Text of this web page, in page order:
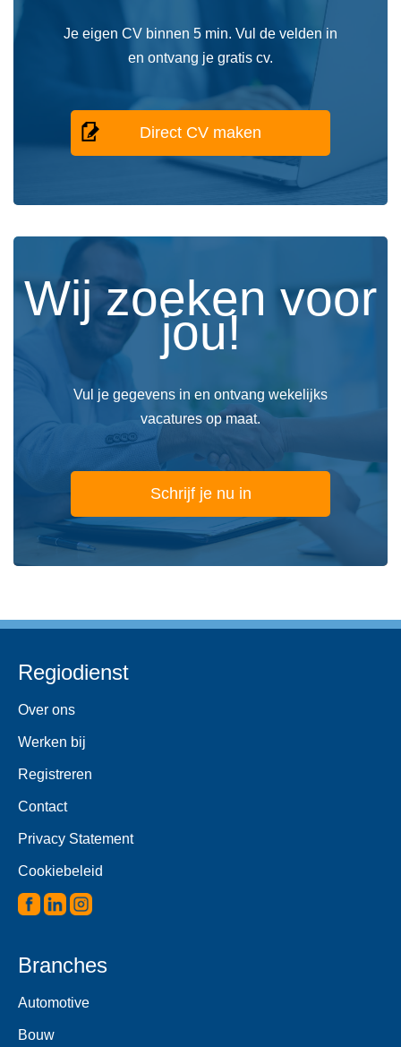
Je eigen CV binnen 5 min. Vul de velden in
en ontvang je gratis cv.
Direct CV maken
Wij zoeken voor
jou!
Vul je gegevens in en ontvang wekelijks
vacatures op maat.
Schrijf je nu in
Regiodienst
Over ons
Werken bij
Registreren
Contact
Privacy Statement
Cookiebeleid
Branches
Automotive
Bouw